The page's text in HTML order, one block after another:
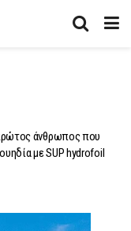
άνθρωπος που
με SUP hydrofoil